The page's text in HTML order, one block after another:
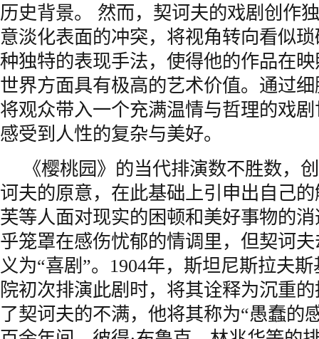
历史背景。 然而，契诃夫的戏剧创作
意淡化表面的冲突，将视角转向看似
种独特的表现手法，使得他的作品在
世界方面具有极高的艺术价值。通过
将观众带入一个充满温情与哲理的戏
感受到人性的复杂与美好。
《樱桃园》的当代排演数不胜数，
诃夫的原意，在此基础上引申出自己
芙等人面对现实的困顿和美好事物的
乎笼罩在感伤忧郁的情调里，但契诃
义为“喜剧”。1904年，斯坦尼斯拉夫
院初次排演此剧时，将其诠释为沉重
了契诃夫的不满，他将其称为“愚蠢的